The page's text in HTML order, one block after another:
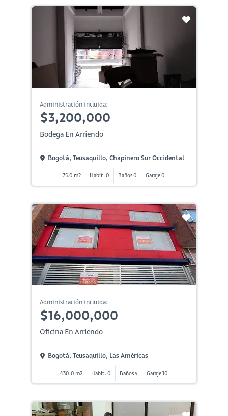
Administración incluida:
$3,200,000
Bodega En Arriendo
Bogotá, Teusaquillo, Chapinero Sur Occidental
75.0 m2 Habit. 0 Baños 0 Garaje 0
Administración incluida:
$16,000,000
Oficina En Arriendo
Bogotá, Teusaquillo, Las Américas
430.0 m2 Habit. 0 Baños 4 Garaje 10